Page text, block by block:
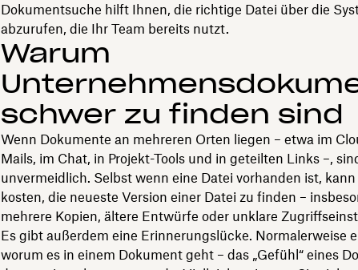
Dokumentsuche hilft Ihnen, die richtige Datei über die
abzurufen, die Ihr Team bereits nutzt.
Warum
schwer zu finden sind
Wenn Dokumente an mehreren Orten liegen – etwa im
Mails, im Chat, in Projekt-Tools und in geteilten Links –,
unvermeidlich. Selbst wenn eine Datei vorhanden ist,
kosten, die neueste Version einer Datei zu finden –
mehrere Kopien, ältere Entwürfe oder unklare
Es gibt außerdem eine Erinnerungslücke. Normalerweise
worum es in einem Dokument geht – das „Gefühl“ eines